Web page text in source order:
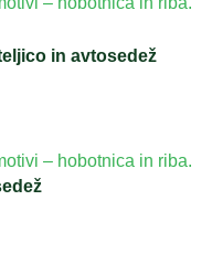
in avtosedež